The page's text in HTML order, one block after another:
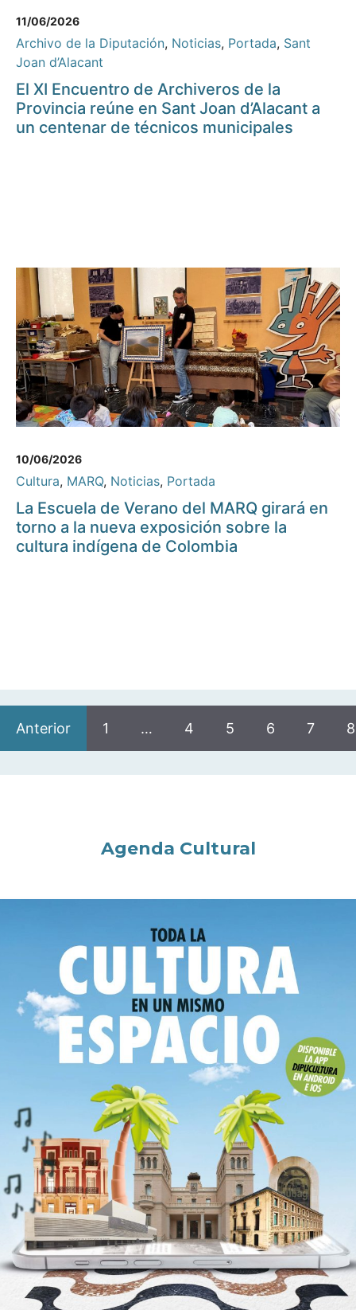
11/06/2026
Archivo de la Diputación, Noticias, Portada, Sant
Joan d’Alacant
El XI Encuentro de Archiveros de la
Provincia reúne en Sant Joan d’Alacant a
un centenar de técnicos municipales
10/06/2026
Cultura, MARQ, Noticias, Portada
La Escuela de Verano del MARQ girará en
torno a la nueva exposición sobre la
cultura indígena de Colombia
Anterior 1 … 4 5 6 7 8
Agenda Cultural